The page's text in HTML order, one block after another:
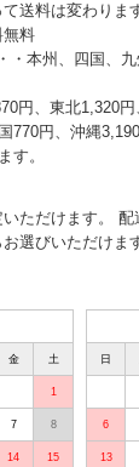
送料は変わりま
無料
・本州、四国、
円、東北1,320
770円、沖縄
す。
ただけます。
選びいただけま
金 土
1
7 8
14 15
日
6
13